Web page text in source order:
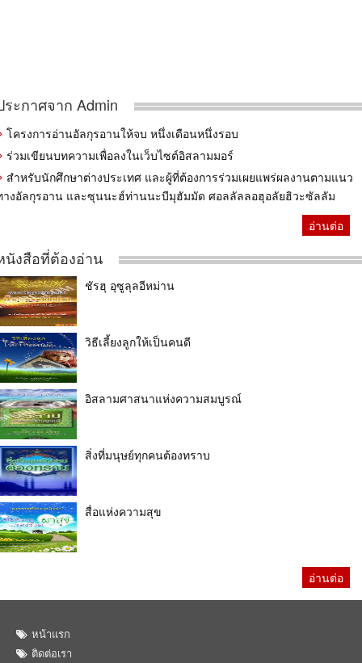
ระกาศจาก Admin
โครงการอ่านอัลกุรอานให้จบ หนึ่งเดือนหนึ่งรอบ
ร่วมเขียนบทความเพื่อลงในเว็บไซต์อิสลามมอร์
สำหรับนักศึกษาต่างประเทศ และผู้ที่ต้องการร่วมเผยแพร่ผลงานตามแนว
างอัลกุรอาน และซุนนะฮ์ท่านนะบีมุฮัมมัด ศอลลัลลอฮุอลัยฮิวะซัลลัม
อ่านต่อ
นังสือที่ต้องอ่าน
ชัรฮุ อุซูลุลอีหม่าน
วิธีเลี้ยงลูกให้เป็นคนดี
อิสลามศาสนาแห่งความสมบูรณ์
สิ่งที่มนุษย์ทุกคนต้องทราบ
สื่อแห่งความสุข
อ่านต่อ
หน้าแรก
ติดต่อเรา